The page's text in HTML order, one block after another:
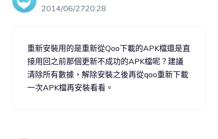
2014/06/2720:28
重新安裝用的是重新從Qoo下載的APK檔還是直
接用回之前那個更新不成功的APK檔呢？建議
清除所有數據，解除安裝之後再從qoo重新下載
一次APK檔再安裝看看。